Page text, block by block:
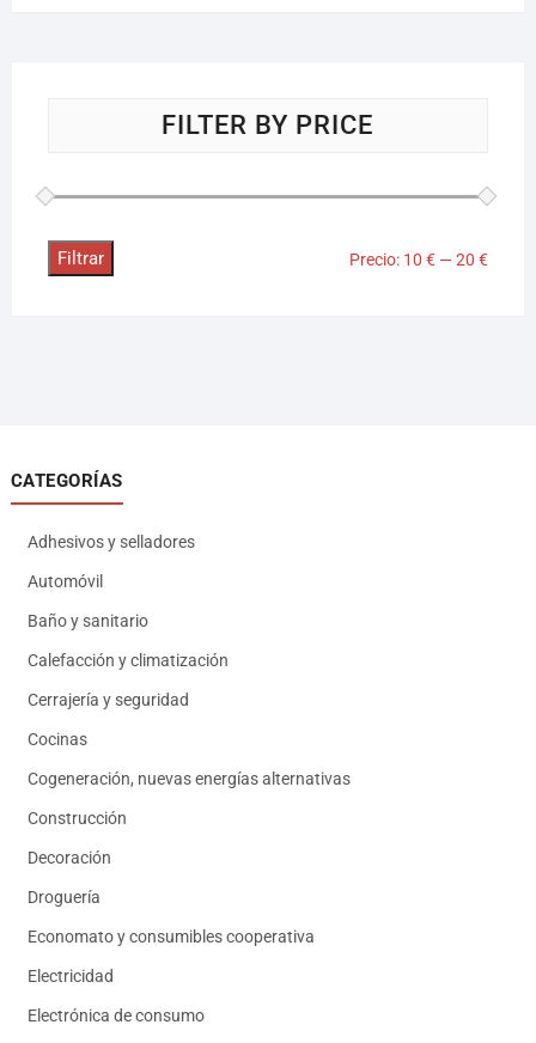
FILTER BY PRICE
Filtrar Precio: 10 € —20 €
CATEGORÍAS
Adhesivos y selladores
Automóvil
Baño y sanitario
Calefacción y climatización
Cerrajería y seguridad
Cocinas
Cogeneración, nuevas energías alternativas
Construcción
Decoración
Droguería
Economato y consumibles cooperativa
Electricidad
Electrónica de consumo